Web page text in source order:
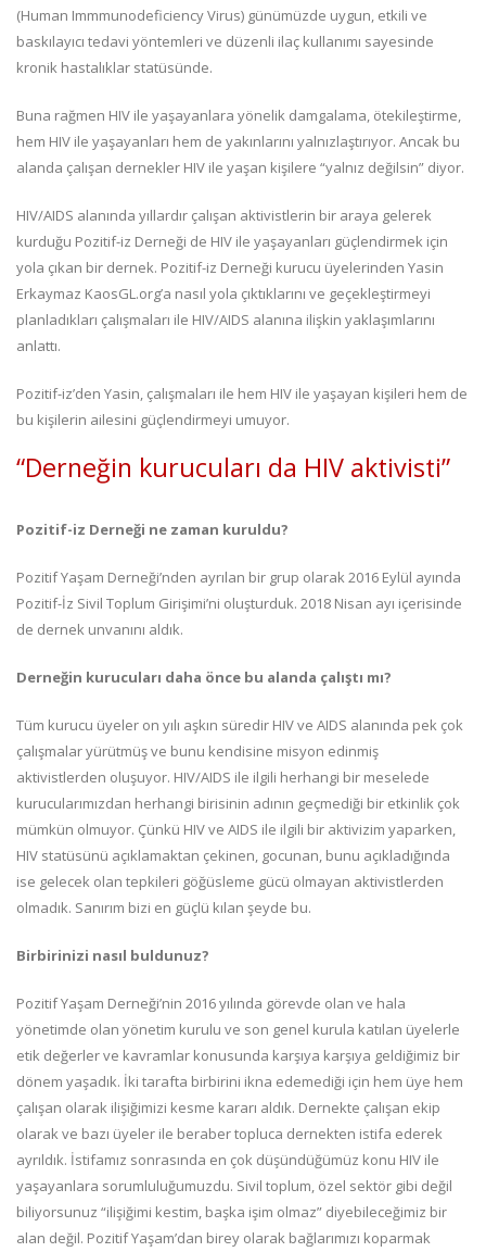
(Human Immmunodeficiency Virus) günümüzde uygun, etkili ve
baskılayıcı tedavi yöntemleri ve düzenli ilaç kullanımı sayesinde
kronik hastalıklar statüsünde.
Buna rağmen HIV ile yaşayanlara yönelik damgalama, ötekileştirme,
hem HIV ile yaşayanları hem de yakınlarını yalnızlaştırıyor. Ancak bu
alanda çalışan dernekler HIV ile yaşan kişilere “yalnız değilsin” diyor.
HIV/AIDS alanında yıllardır çalışan aktivistlerin bir araya gelerek
kurduğu Pozitif-iz Derneği de HIV ile yaşayanları güçlendirmek için
yola çıkan bir dernek. Pozitif-iz Derneği kurucu üyelerinden Yasin
Erkaymaz KaosGL.org’a nasıl yola çıktıklarını ve geçekleştirmeyi
planladıkları çalışmaları ile HIV/AIDS alanına ilişkin yaklaşımlarını
anlattı.
Pozitif-iz’den Yasin, çalışmaları ile hem HIV ile yaşayan kişileri hem de
bu kişilerin ailesini güçlendirmeyi umuyor.
“Derneğin kurucuları da HIV aktivisti”
Pozitif-iz Derneği ne zaman kuruldu?
Pozitif Yaşam Derneği’nden ayrılan bir grup olarak 2016 Eylül ayında
Pozitif-İz Sivil Toplum Girişimi’ni oluşturduk. 2018 Nisan ayı içerisinde
de dernek unvanını aldık.
Derneğin kurucuları daha önce bu alanda çalıştı mı?
Tüm kurucu üyeler on yılı aşkın süredir HIV ve AIDS alanında pek çok
çalışmalar yürütmüş ve bunu kendisine misyon edinmiş
aktivistlerden oluşuyor. HIV/AIDS ile ilgili herhangi bir meselede
kurucularımızdan herhangi birisinin adının geçmediği bir etkinlik çok
mümkün olmuyor. Çünkü HIV ve AIDS ile ilgili bir aktivizim yaparken,
HIV statüsünü açıklamaktan çekinen, gocunan, bunu açıkladığında
ise gelecek olan tepkileri göğüsleme gücü olmayan aktivistlerden
olmadık. Sanırım bizi en güçlü kılan şeyde bu.
Birbirinizi nasıl buldunuz?
Pozitif Yaşam Derneği’nin 2016 yılında görevde olan ve hala
yönetimde olan yönetim kurulu ve son genel kurula katılan üyelerle
etik değerler ve kavramlar konusunda karşıya karşıya geldiğimiz bir
dönem yaşadık. İki tarafta birbirini ikna edemediği için hem üye hem
çalışan olarak ilişiğimizi kesme kararı aldık. Dernekte çalışan ekip
olarak ve bazı üyeler ile beraber topluca dernekten istifa ederek
ayrıldık. İstifamız sonrasında en çok düşündüğümüz konu HIV ile
yaşayanlara sorumluluğumuzdu. Sivil toplum, özel sektör gibi değil
biliyorsunuz “ilişiğimi kestim, başka işim olmaz” diyebileceğimiz bir
alan değil. Pozitif Yaşam’dan birey olarak bağlarımızı koparmak